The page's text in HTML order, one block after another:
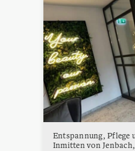
Entspannung, Pflege
Inmitten von